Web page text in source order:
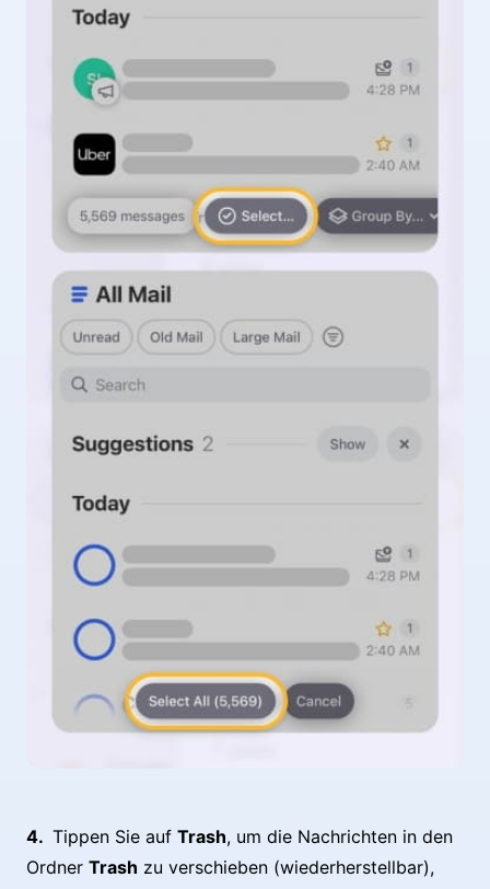
Tippen Sie auf Trash, um die Nachrichten in den
Ordner Trash zu verschieben (wiederherstellbar),